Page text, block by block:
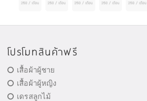
โปรโมทสินค้าฟรี
เสื้อผ้าผู้ชาย
เสื้อผ้าผู้หญิง
เดรสลูกไม้